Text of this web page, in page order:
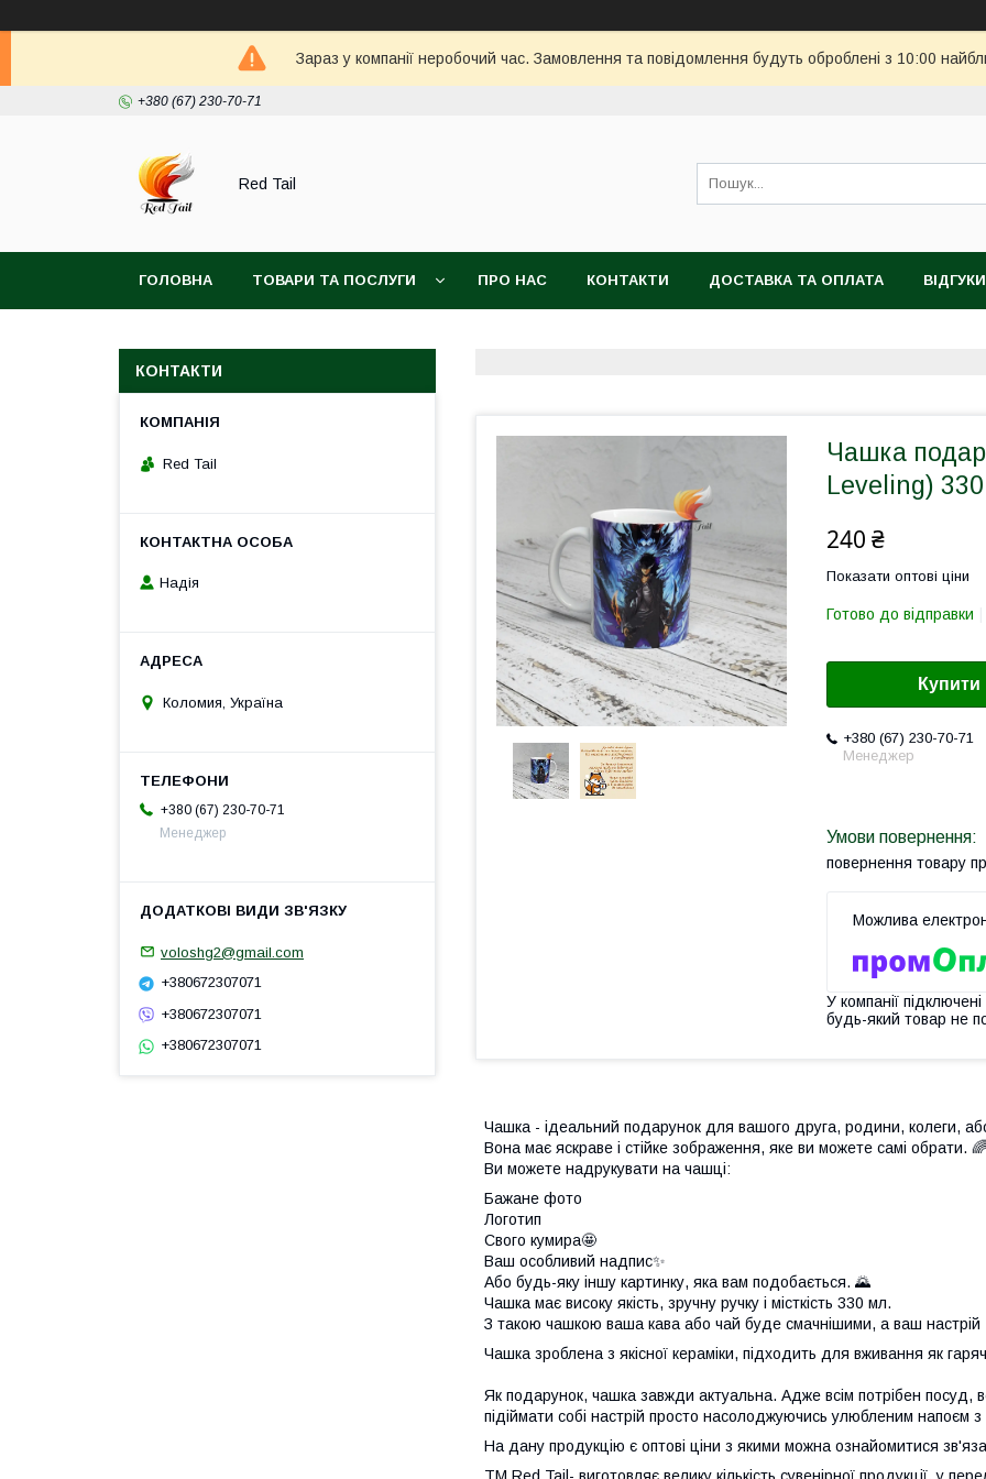
Зараз у компанії неробочий час. Замовлення та повідомлення будуть оброблені з 10:00
+380 (67) 230-70-71
Red Tail
ГОЛОВНА ТОВАРИ ТА ПОСЛУГИ ПРО НАС КОНТАКТИ ДОСТАВКА ТА ОПЛАТА ВІДГУКИ
Чашка
Leveling)
240 ₴
Показати оптові ціни
Готово до відправки
Купити
+380 (67) 230-70-71
Менеджер
повернення товару
У компанії
будь-який товар не
Чашка - ідеальний подарунок для вашого друга, родини, колеги,
Вона має яскраве і стійке зображення, яке ви можете самі обрати. 🌈
Ви можете надрукувати на чашці:
Бажане фото
Логотип
Свого кумира🤩
Ваш особливий надпис✨
Або будь-яку іншу картинку, яка вам подобається. 🌄
Чашка має високу якість, зручну ручку і місткість 330 мл.
З такою чашкою ваша кава або чай буде смачнішими, а ваш
Чашка зроблена з якісної кераміки, підходить для вживання як
Як подарунок, чашка завжди актуальна. Адже всім потрібен посуд,
підіймати собі настрій просто насолоджуючись улюбленим напоєм з
На дану продукцію є оптові ціни з якими можна ознайомитися
ТМ Red Tail- виготовляє велику кількість сувенірної продукції, у
КОНТАКТИ
Red Tail
Надія
Коломия, Україна
+380 (67) 230-70-71
Менеджер
voloshg2@gmail.com
+380672307071
+380672307071
+380672307071